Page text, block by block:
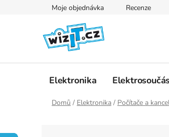
Moje objednávka Recenze
Elektronika
Domů / Elektronika / Počítače a